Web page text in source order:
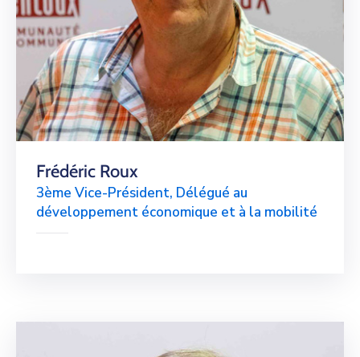
Frédéric Roux
3ème Vice-Président, Délégué au
développement économique et à la mobilité